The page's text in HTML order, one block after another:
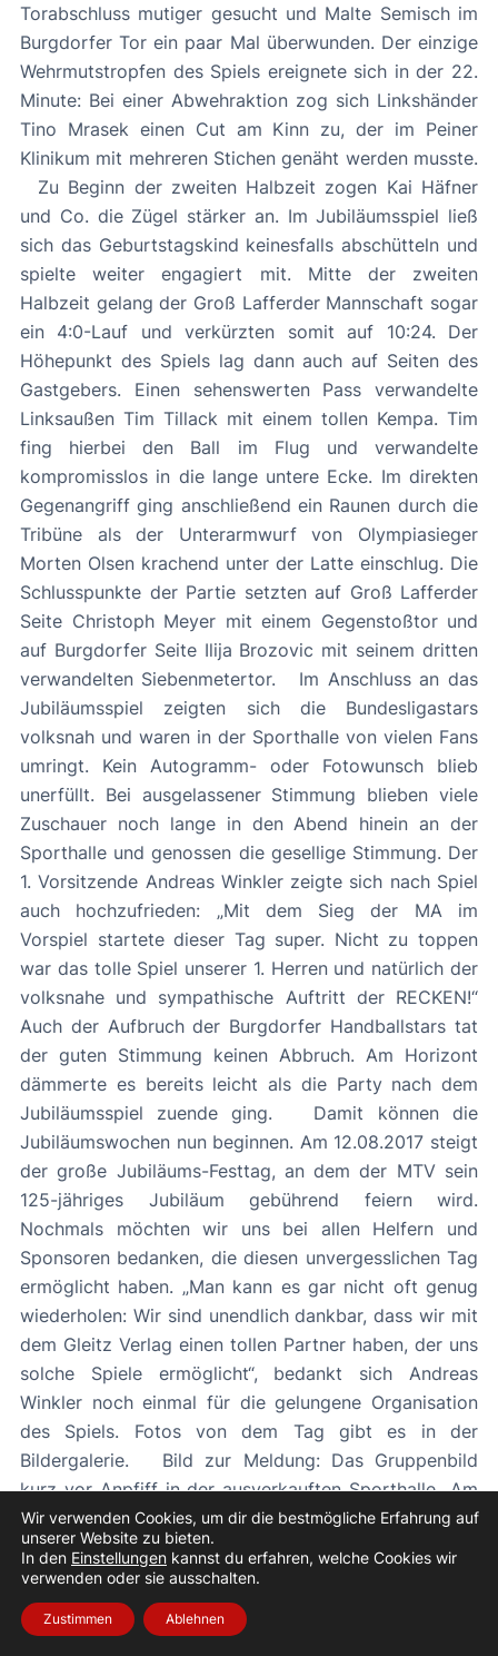
Torabschluss mutiger gesucht und Malte Semisch im
Burgdorfer Tor ein paar Mal überwunden. Der einzige
Wehrmutstropfen des Spiels ereignete sich in der 22.
Minute: Bei einer Abwehraktion zog sich Linkshänder
Tino Mrasek einen Cut am Kinn zu, der im Peiner
Klinikum mit mehreren Stichen genäht werden musste.
und Co. die Zügel stärker an. Im Jubiläumsspiel ließ
sich das Geburtstagskind keinesfalls abschütteln und
spielte weiter engagiert mit. Mitte der zweiten
Halbzeit gelang der Groß Lafferder Mannschaft sogar
ein 4:0-Lauf und verkürzten somit auf 10:24. Der
Höhepunkt des Spiels lag dann auch auf Seiten des
Gastgebers. Einen sehenswerten Pass verwandelte
Linksaußen Tim Tillack mit einem tollen Kempa. Tim
fing hierbei den Ball im Flug und verwandelte
kompromisslos in die lange untere Ecke. Im direkten
Gegenangriff ging anschließend ein Raunen durch die
Tribüne als der Unterarmwurf von Olympiasieger
Morten Olsen krachend unter der Latte einschlug. Die
Schlusspunkte der Partie setzten auf Groß Lafferder
Seite Christoph Meyer mit einem Gegenstoßtor und
auf Burgdorfer Seite Ilija Brozovic mit seinem dritten
verwandelten Siebenmetertor. Im Anschluss an das
Jubiläumsspiel zeigten sich die Bundesligastars
volksnah und waren in der Sporthalle von vielen Fans
umringt. Kein Autogramm- oder Fotowunsch blieb
unerfüllt. Bei ausgelassener Stimmung blieben viele
Zuschauer noch lange in den Abend hinein an der
Sporthalle und genossen die gesellige Stimmung. Der
1. Vorsitzende Andreas Winkler zeigte sich nach Spiel
auch hochzufrieden: „Mit dem Sieg der MA im
Vorspiel startete dieser Tag super. Nicht zu toppen
war das tolle Spiel unserer 1. Herren und natürlich der
volksnahe und sympathische Auftritt der RECKEN!“
Auch der Aufbruch der Burgdorfer Handballstars tat
der guten Stimmung keinen Abbruch. Am Horizont
dämmerte es bereits leicht als die Party nach dem
Jubiläumsspiel zuende ging. Damit können die
Jubiläumswochen nun beginnen. Am 12.08.2017 steigt
der große Jubiläums-Festtag, an dem der MTV sein
125-jähriges Jubiläum gebührend feiern wird.
Nochmals möchten wir uns bei allen Helfern und
Sponsoren bedanken, die diesen unvergesslichen Tag
ermöglicht haben. „Man kann es gar nicht oft genug
wiederholen: Wir sind unendlich dankbar, dass wir mit
dem Gleitz Verlag einen tollen Partner haben, der uns
solche Spiele ermöglicht“, bedankt sich Andreas
Winkler noch einmal für die gelungene Organisation
des Spiels. Fotos von dem Tag gibt es in der
Bildergalerie. Bild zur Meldung: Das Gruppenbild
kurz vor Anpfiff in der ausverkauften Sporthalle „Am
Lafferder Busch“
« Vorheriger Beitrag Nächster Beitrag
Wir verwenden Cookies, um dir die bestmögliche Erfahrung auf
unserer Website zu bieten.
In den Einstellungen kannst du erfahren, welche Cookies wir
verwenden oder sie ausschalten.
Zustimmen Ablehnen